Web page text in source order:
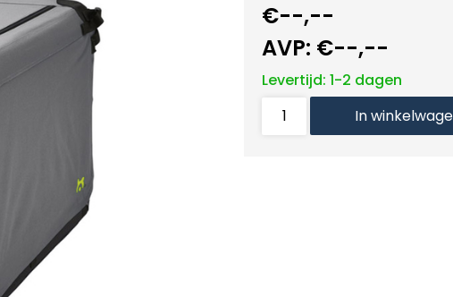
€--,--
AVP: €--,--
Levertijd: 1-2 dagen
In